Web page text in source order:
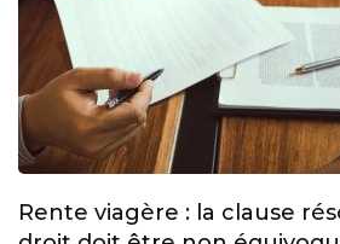
Rente viagère : la clause